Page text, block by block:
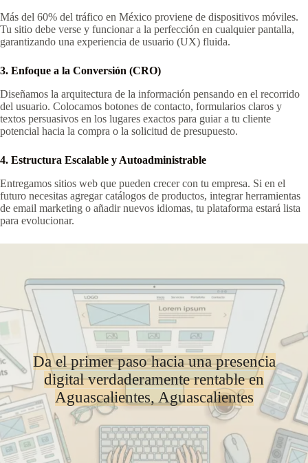
Más del 60% del tráfico en México proviene de dispositivos móviles.
Tu sitio debe verse y funcionar a la perfección en cualquier pantalla,
garantizando una experiencia de usuario (UX) fluida.
3. Enfoque a la Conversión (CRO)
Diseñamos la arquitectura de la información pensando en el recorrido
del usuario. Colocamos botones de contacto, formularios claros y
textos persuasivos en los lugares exactos para guiar a tu cliente
potencial hacia la compra o la solicitud de presupuesto.
4. Estructura Escalable y Autoadministrable
Entregamos sitios web que pueden crecer con tu empresa. Si en el
futuro necesitas agregar catálogos de productos, integrar herramientas
de email marketing o añadir nuevos idiomas, tu plataforma estará lista
para evolucionar.
Da el primer paso hacia una presencia
digital verdaderamente rentable en
Aguascalientes, Aguascalientes